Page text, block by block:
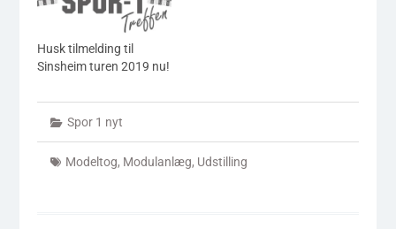
Husk tilmelding til
Sinsheim turen 2019 nu!
Spor 1 nyt
Modeltog, Modulanlæg, Udstilling